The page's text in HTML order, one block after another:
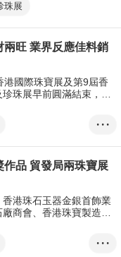
內資訊，讓參展商快人
珠展
兩旺 業界反應佳料銷
港國際珠寶展及第9屆香
珠展早前圓滿結束，匯
採購，來自中國內地及亞
。
寶石及珍珠展
易
• • •
作品 貿發局兩珠寶展
港珠石玉器金銀首飾業
商會、香港珠寶製造業
掘優秀人才，並向環球
珍品。
• • •